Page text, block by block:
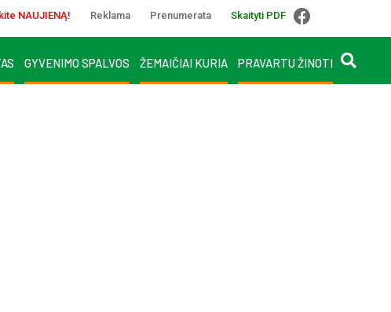
NAUJIENĄ! Reklama Prenumerata Skaityti PDF
GYVENIMO SPALVOS ŽEMAIČIAI KURIA PRAVARTU ŽINOTI